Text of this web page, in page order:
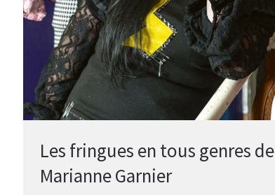
Les fringues en tous genres de
Marianne Garnier